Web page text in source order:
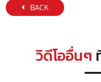
BACK
วิดีโออื่นๆ